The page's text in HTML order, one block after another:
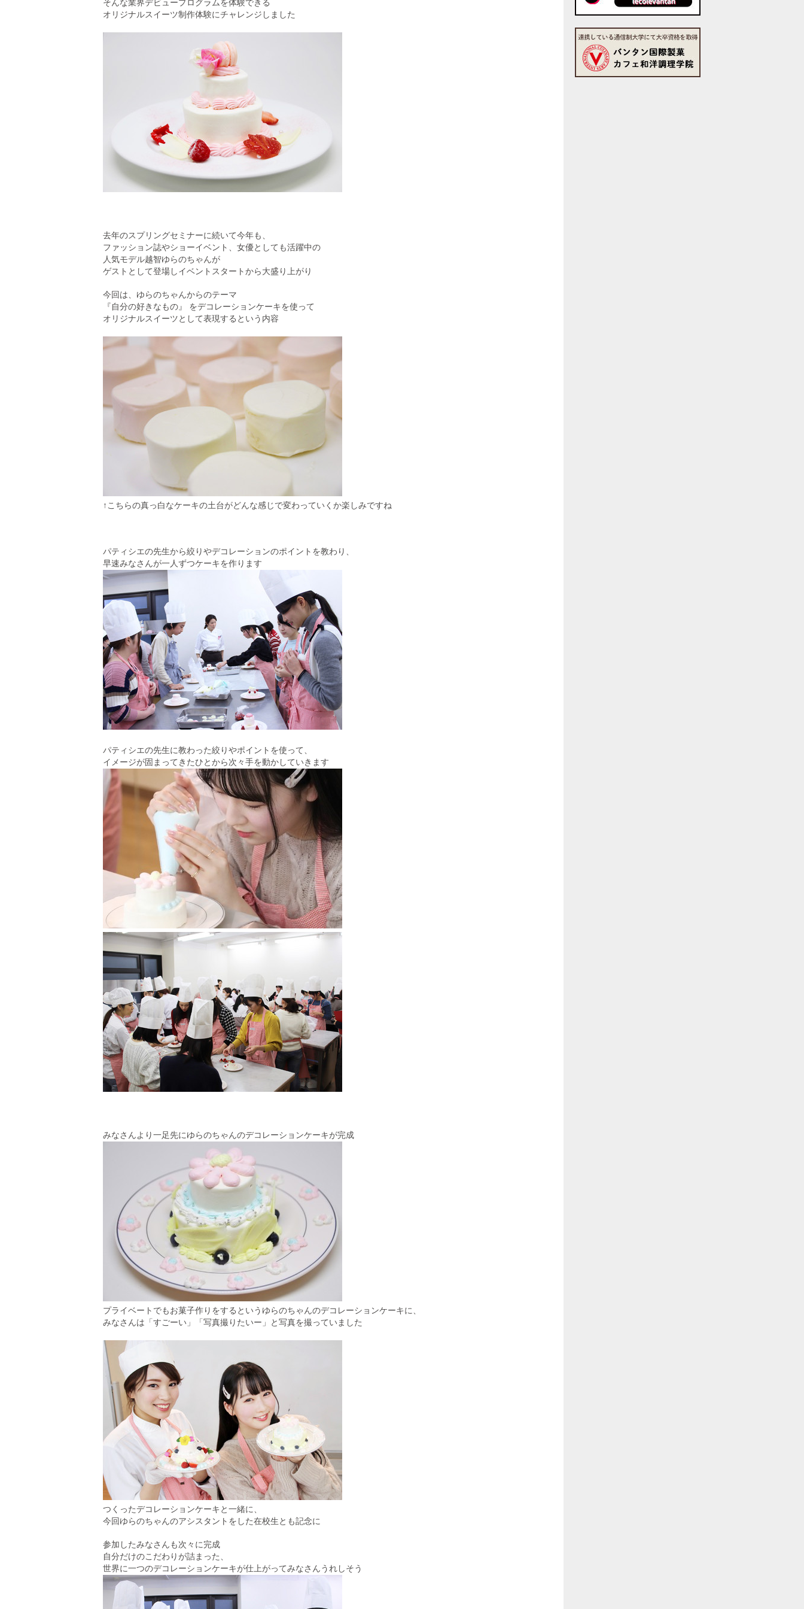
そんな業界デビュープログラムを体験できる
オリジナルスイーツ制作体験にチャレンジしました
去年のスプリングセミナーに続いて今年も、
ファッション誌やショーイベント、女優としても活躍中の
人気モデル越智ゆらのちゃんが
ゲストとして登場しイベントスタートから大盛り上がり
今回は、ゆらのちゃんからのテーマ
『自分の好きなもの』 をデコレーションケーキを使って
オリジナルスイーツとして表現するという内容
↑こちらの真っ白なケーキの土台がどんな感じで変わっていくか楽しみですね
パティシエの先生から絞りやデコレーションのポイントを教わり、
早速みなさんが一人ずつケーキを作ります
パティシエの先生に教わった絞りやポイントを使って、
イメージが固まってきたひとから次々手を動かしていきます
みなさんより一足先にゆらのちゃんのデコレーションケーキが完成
プライベートでもお菓子作りをするというゆらのちゃんのデコレーションケーキに、
みなさんは「すごーい 」「写真撮りたいー」と写真を撮っていました
つくったデコレーションケーキと一緒に、
今回ゆらのちゃんのアシスタントをした在校生とも記念に
参加したみなさんも次々に完成
自分だけのこだわりが詰まった、
世界に一つのデコレーションケーキが仕上がってみなさんうれしそう